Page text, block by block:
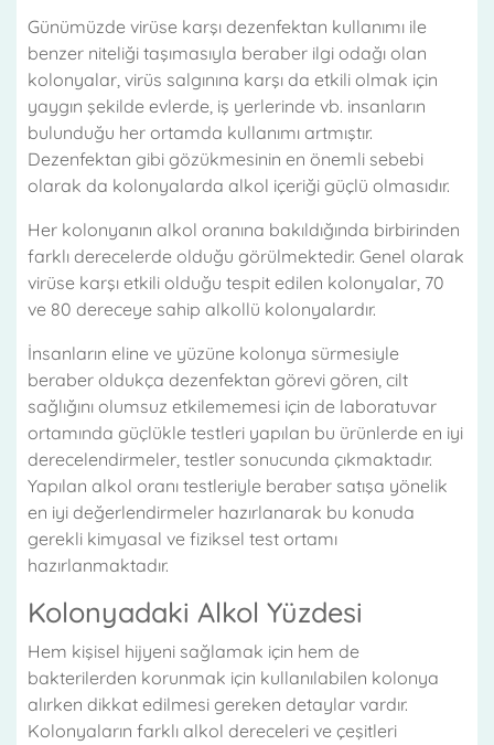
Günümüzde virüse karşı dezenfektan kullanımı ile
benzer niteliği taşımasıyla beraber ilgi odağı olan
kolonyalar, virüs salgınına karşı da etkili olmak için
yaygın şekilde evlerde, iş yerlerinde vb. insanların
bulunduğu her ortamda kullanımı artmıştır.
Dezenfektan gibi gözükmesinin en önemli sebebi
olarak da kolonyalarda alkol içeriği güçlü olmasıdır.
Her kolonyanın alkol oranına bakıldığında birbirinden
farklı derecelerde olduğu görülmektedir. Genel olarak
virüse karşı etkili olduğu tespit edilen kolonyalar, 70
ve 80 dereceye sahip alkollü kolonyalardır.
İnsanların eline ve yüzüne kolonya sürmesiyle
beraber oldukça dezenfektan görevi gören, cilt
sağlığını olumsuz etkilememesi için de laboratuvar
ortamında güçlükle testleri yapılan bu ürünlerde en iyi
derecelendirmeler, testler sonucunda çıkmaktadır.
Yapılan alkol oranı testleriyle beraber satışa yönelik
en iyi değerlendirmeler hazırlanarak bu konuda
gerekli kimyasal ve fiziksel test ortamı
hazırlanmaktadır.
Kolonyadaki Alkol Yüzdesi
Hem kişisel hijyeni sağlamak için hem de
bakterilerden korunmak için kullanılabilen kolonya
alırken dikkat edilmesi gereken detaylar vardır.
Kolonyaların farklı alkol dereceleri ve çeşitleri